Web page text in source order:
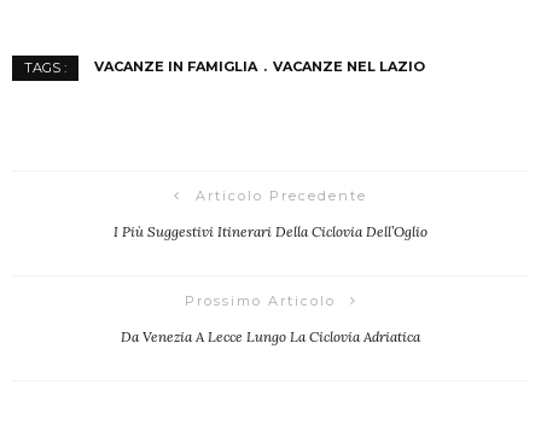
TAGS : VACANZE IN FAMIGLIA VACANZE NEL LAZIO
Articolo Precedente
I Più Suggestivi Itinerari Della Ciclovia Dell’Oglio
Prossimo Articolo
Da Venezia A Lecce Lungo La Ciclovia Adriatica